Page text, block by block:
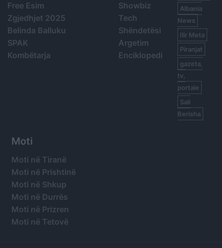
Free Esim
Zgjedhjet 2025
Belinda Balluku
SPAK
Kombëtarja
Showbiz
Tech
Shëndetësi
Argetim
Enciklopedi
Albania
News
Ilir Meta
Piranjat
gazeta,
tv,
portale
Sali
Berisha
Moti
Moti në Tiranë
Moti në Prishtinë
Moti në Shkup
Moti në Durrës
Moti në Prizren
Moti në Tetovë